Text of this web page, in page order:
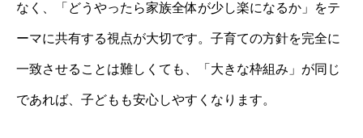
なく、「どうやったら家族全体が少し楽になるか」をテ
ーマに共有する視点が大切です。子育ての方針を完全に
一致させることは難しくても、「大きな枠組み」が同じ
であれば、子どもも安心しやすくなります。